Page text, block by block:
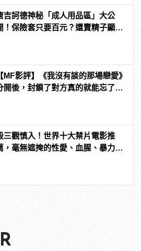
吉訶德神秘「成人用品區」大公
！保險套只要百元？還賣精子顯微
【MF影評】《我沒有談的那場戀愛》
開後，封鎖了對方真的就能忘了他
三觀慎入！世界十大禁片電影推
，毫無遮掩的性愛、血腥、暴力、